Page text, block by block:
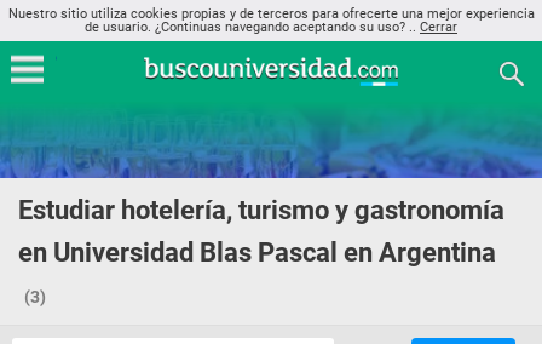
Nuestro sitio utiliza cookies propias y de terceros para ofrecerte una mejor experiencia
de usuario. ¿Continuas navegando aceptando su uso? .. Cerrar
Estudiar hotelería, turismo y gastronomía
en Universidad Blas Pascal en Argentina
(3)